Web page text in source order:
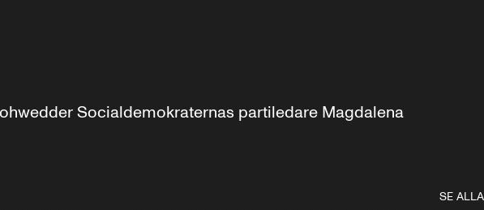
Socialdemokraternas partiledare Magdalena
SE ALLA